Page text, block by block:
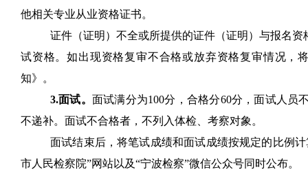
他相关专业从业资格证书。
证件（证明）不全或所提供的证件（证明）与报名
试资格。如出现资格复审不合格或放弃资格复审情况，
知》。
3.面试。 面试满分为100分，合格分60分，面试人员
不递补。 面试不合格者，不列入体检、考察对象。
面试结束后，将笔试成绩和面试成绩按规定的比例
市人民检察院”网站以及“宁波检察”微信公众号同时公布。